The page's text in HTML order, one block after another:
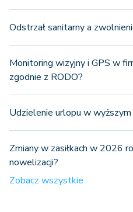
Odstrzał sanitarny a
Monitoring wizyjny i GPS w
zgodnie z RODO?
Udzielenie urlopu w
Zmiany w zasiłkach w 2026
nowelizacji?
Zobacz wszystkie